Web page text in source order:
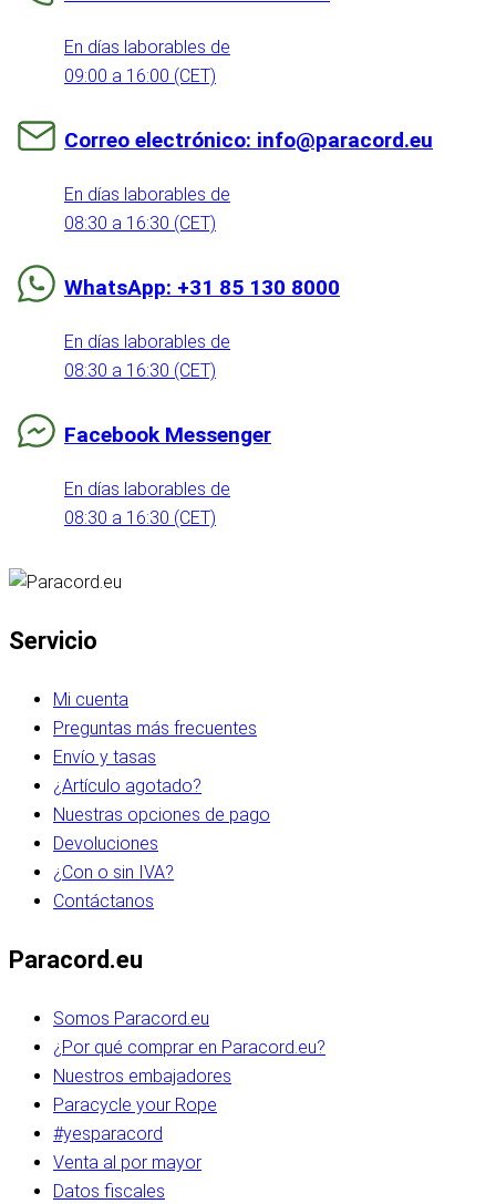
En días laborables de
09:00 a 16:00 (CET)
Correo electrónico: info@paracord.eu
En días laborables de
08:30 a 16:30 (CET)
WhatsApp: +31 85 130 8000
En días laborables de
08:30 a 16:30 (CET)
Facebook Messenger
En días laborables de
08:30 a 16:30 (CET)
Servicio
Mi cuenta
Preguntas más frecuentes
Envío y tasas
¿Artículo agotado?
Nuestras opciones de pago
Devoluciones
¿Con o sin IVA?
Contáctanos
Paracord.eu
Somos Paracord.eu
¿Por qué comprar en Paracord.eu?
Nuestros embajadores
Paracycle your Rope
#yesparacord
Venta al por mayor
Datos fiscales